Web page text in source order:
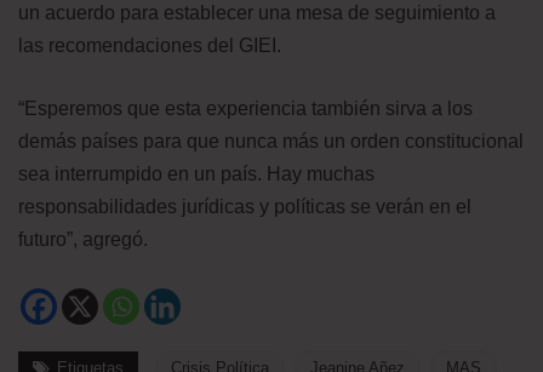
un acuerdo para establecer una mesa de seguimiento a
las recomendaciones del GIEI.
“Esperemos que esta experiencia también sirva a los
demás países para que nunca más un orden constitucional
sea interrumpido en un país. Hay muchas
responsabilidades jurídicas y políticas se verán en el
futuro”, agregó.
Etiquetas Crisis Política Jeanine Añez MAS